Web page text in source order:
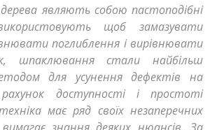
являють собою пастоподібні
щоб замазувати
поглиблення і вирівнювати
шпаклювання стали найбільш
для усунення дефектів на
доступності і простоті
має ряд своїх незаперечних